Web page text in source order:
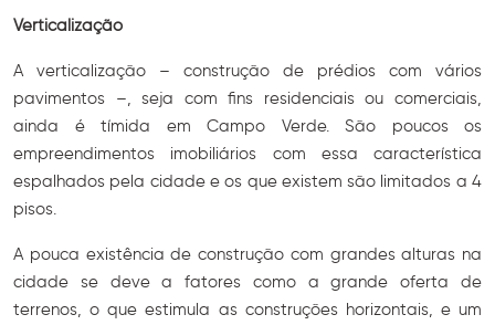
Verticalização
A verticalização – construção de prédios com vários
pavimentos –, seja com fins residenciais ou comerciais,
ainda é tímida em Campo Verde. São poucos os
empreendimentos imobiliários com essa característica
espalhados pela cidade e os que existem são limitados a 4
pisos.
A pouca existência de construção com grandes alturas na
cidade se deve a fatores como a grande oferta de
terrenos, o que estimula as construções horizontais, e um